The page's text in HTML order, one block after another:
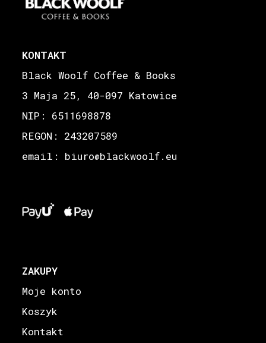
KONTAKT
Black Woolf Coffee & Books
3 Maja 25, 40-097 Katowice
NIP: 6511698878
REGON: 243207589
email: biuro@blackwoolf.eu
ZAKUPY
Moje konto
Koszyk
Kontakt